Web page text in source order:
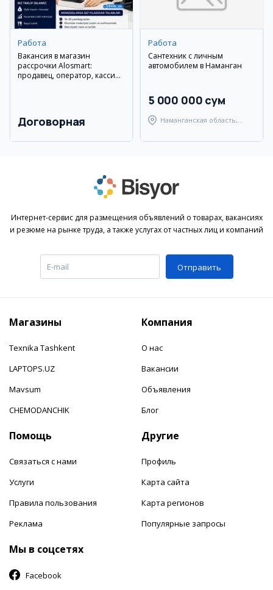
Работа
Вакансия в магазин
рассрочки Alosmart:
продавец, оператор, кассир,
Договорная
Работа
Сантехник с личным
автомобилем в Наманган
5 000 000 сум
Наманганская область,
Интернет-сервис для размещения объявлений о товарах, вакансиях
и резюме на рынке труда, а также услугах от частных лиц и компаний
Отправить
Магазины
Texnika Tashkent
LAPTOPS.UZ
Mavsum
CHEMODANCHIK
Компания
О нас
Вакансии
Объявления
Блог
Помощь
Связаться с нами
Услуги
Правила пользования
Реклама
Другие
Профиль
Карта сайта
Карта регионов
Популярные запросы
Мы в соцсетях
Facebook